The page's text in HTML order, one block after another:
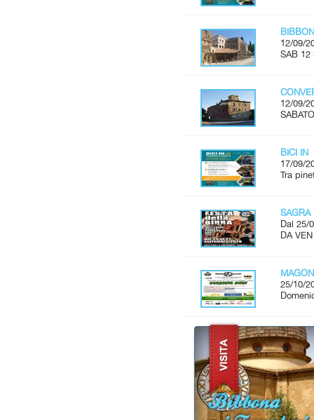
12/09/
SAB 12
12/09/
BICI IN
17/09/
Tra
SAGRA
Dal 25/
DA
25/10/